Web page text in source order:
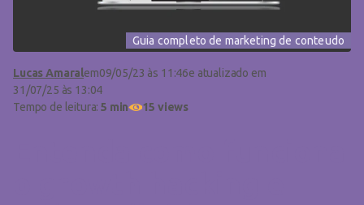
Guia completo de marketing de conteudo
Lucas Amaralem09/05/23 às 11:46e atualizado em
31/07/25 às 13:04
Tempo de leitura:5 min 15 views